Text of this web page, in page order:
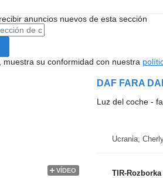
anuncios nuevos de esta sección
muestra su conformidad con nuestra
VÍDEO
Luz del coche -
Ucrania,
TIR-Rozborka